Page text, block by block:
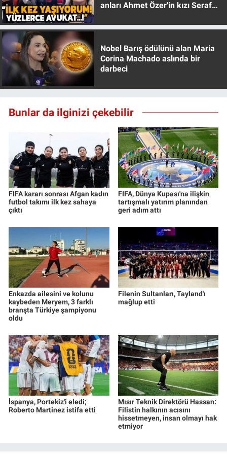
anları Ahmet Özer'in kızı Seraf
Nobel Barış ödülünü alan Maria
Corina Machado aslında bir
darbeci
Bunlar da ilginizi çekebilir
FIFA kararı sonrası Afgan kadın
futbol takımı ilk kez sahaya
çıktı
FIFA, Dünya Kupası'na ilişkin
tartışmalı yatırım planından
geri adım attı
Enkazda ailesini ve kolunu
kaybeden Meryem, 3 farklı
branşta Türkiye şampiyonu
oldu
Filenin Sultanları, Tayland'ı
mağlup etti
İspanya, Portekiz'i eledi;
Roberto Martinez istifa etti
Mısır Teknik Direktörü Hassan:
Filistin halkının acısını
hissetmeyen, insan olmayı hak
etmiyor